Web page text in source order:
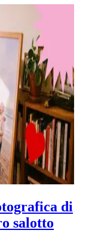
di
salotto